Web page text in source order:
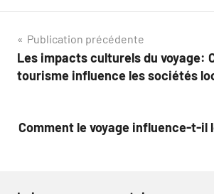
Navigation
de
Publication précédente
Les impacts culturels du voyage:
tourisme influence les sociétés
Comment le voyage influence-t-il